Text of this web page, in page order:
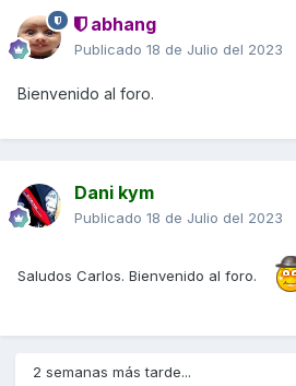
abhang
Publicado 18 de Julio del 2023
Bienvenido al foro.
Dani kym
Publicado 18 de Julio del 2023
Saludos Carlos. Bienvenido al foro.
2 semanas más tarde...